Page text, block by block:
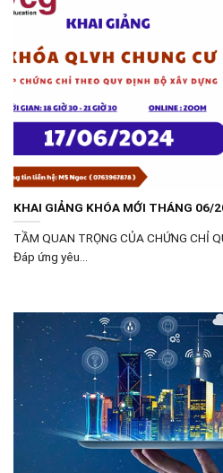
KHAI GIẢNG KHÓA MỚI THÁNG 06/
TẦM QUAN TRỌNG CỦA CHỨNG CHỈ
Đáp ứng yêu...